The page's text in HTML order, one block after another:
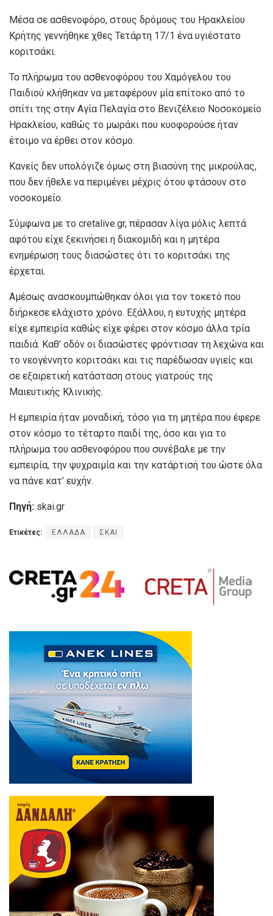
Μέσα σε ασθενοφόρο, στους δρόμους του Ηρακλείου
Κρήτης γεννήθηκε χθες Τετάρτη 17/1 ένα υγιέστατο
κοριτσάκι.
Το πλήρωμα του ασθενοφόρου του Χαμόγελου του
Παιδιού κλήθηκαν να μεταφέρουν μία επίτοκο από το
σπίτι της στην Αγία Πελαγία στο Βενιζέλειο Νοσοκομείο
Ηρακλείου, καθώς το μωράκι που κυοφορούσε ήταν
έτοιμο να έρθει στον κόσμο.
Κανείς δεν υπολόγιζε όμως στη βιασύνη της μικρούλας,
που δεν ήθελε να περιμένει μέχρις ότου φτάσουν στο
νοσοκομείο.
Σύμφωνα με το cretalive.gr, πέρασαν λίγα μόλις λεπτά
αφότου είχε ξεκινήσει η διακομιδή και η μητέρα
ενημέρωση τους διασώστες ότι το κοριτσάκι της
έρχεται.
Αμέσως ανασκουμπώθηκαν όλοι για τον τοκετό που
διήρκεσε ελάχιστο χρόνο. Εξάλλου, η ευτυχής μητέρα
είχε εμπειρία καθώς είχε φέρει στον κόσμο άλλα τρία
παιδιά. Καθ’ οδόν οι διασώστες φρόντισαν τη λεχώνα και
το νεογέννητο κοριτσάκι και τις παρέδωσαν υγιείς και
σε εξαιρετική κατάσταση στους γιατρούς της
Μαιευτικής Κλινικής.
Η εμπειρία ήταν μοναδική, τόσο για τη μητέρα που έφερε
στον κόσμο το τέταρτο παιδί της, όσο και για το
πλήρωμα του ασθενοφόρου που συνέβαλε με την
εμπειρία, την ψυχραιμία και την κατάρτισή του ώστε όλα
να πάνε κατ’ ευχήν.
Πηγή: skai.gr
Ετικέτες: ΕΛΛΑΔΑ ΣΚΑΙ